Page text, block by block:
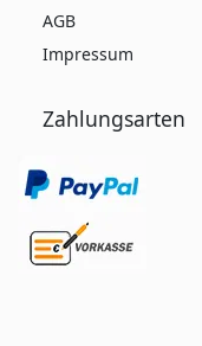
AGB
Impressum
Zahlungsarten